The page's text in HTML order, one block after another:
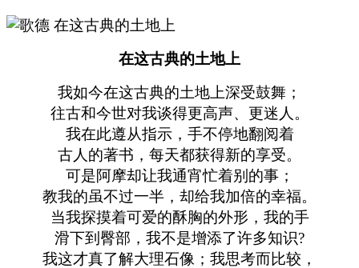
在这古典的土地上
我如今在这古典的土地上深受鼓舞；
往古和今世对我谈得更高声、更迷人。
我在此遵从指示，手不停地翻阅着
古人的著书，每天都获得新的享受。
可是阿摩却让我通宵忙着别的事；
教我的虽不过一半，却给我加倍的幸福。
当我探摸着可爱的酥胸的外形，我的手
滑下到臀部，我不是增添了许多知识?
我这才真了解大理石像；我思考而比较，